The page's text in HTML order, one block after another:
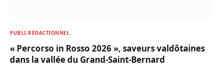
PUBLI-RÉDACTIONNEL
« Percorso in Rosso 2026 », saveurs valdôtaines
dans la vallée du Grand-Saint-Bernard